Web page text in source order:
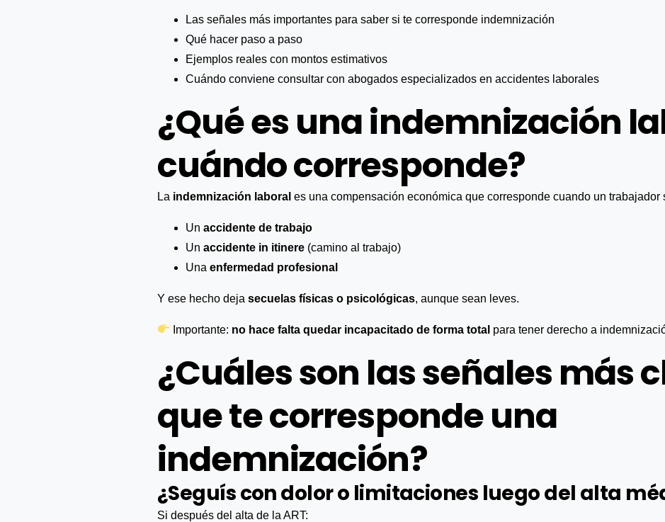
Las señales más importantes para saber si te corresponde indemnización
Qué hacer paso a paso
Ejemplos reales con montos estimativos
Cuándo conviene consultar con abogados especializados en accidentes laborales
¿Qué es una indemnización
cuándo corresponde?
La indemnización laboral es una compensación económica que corresponde cuando un trabajador
Un accidente de trabajo
Un accidente in itinere (camino al trabajo)
Una enfermedad profesional
Y ese hecho deja secuelas físicas o psicológicas, aunque sean leves.
Importante: no hace falta quedar incapacitado de forma total para tener derecho a
¿Cuáles son las señales más
que te corresponde una
indemnización?
¿Seguís con dolor o limitaciones luego del alta
Si después del alta de la ART: